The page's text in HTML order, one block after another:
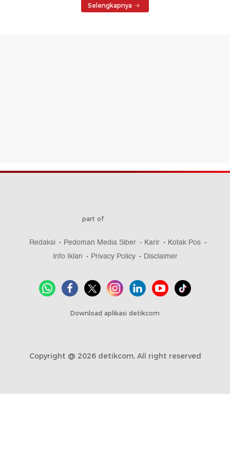
Selengkapnya
part of
Redaksi Pedoman Media Siber Karir
Kotak Pos
Info Iklan
Privacy Policy Disclaimer
Download aplikasi detikcom
Copyright @ 2026 detikcom, All right reserved